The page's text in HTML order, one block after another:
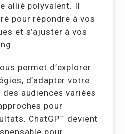
allié polyvalent. Il
pour répondre à vos
et s’ajuster à vos
permet d’explorer
d’adapter votre
audiences variées
pour
ChatGPT devient
pour